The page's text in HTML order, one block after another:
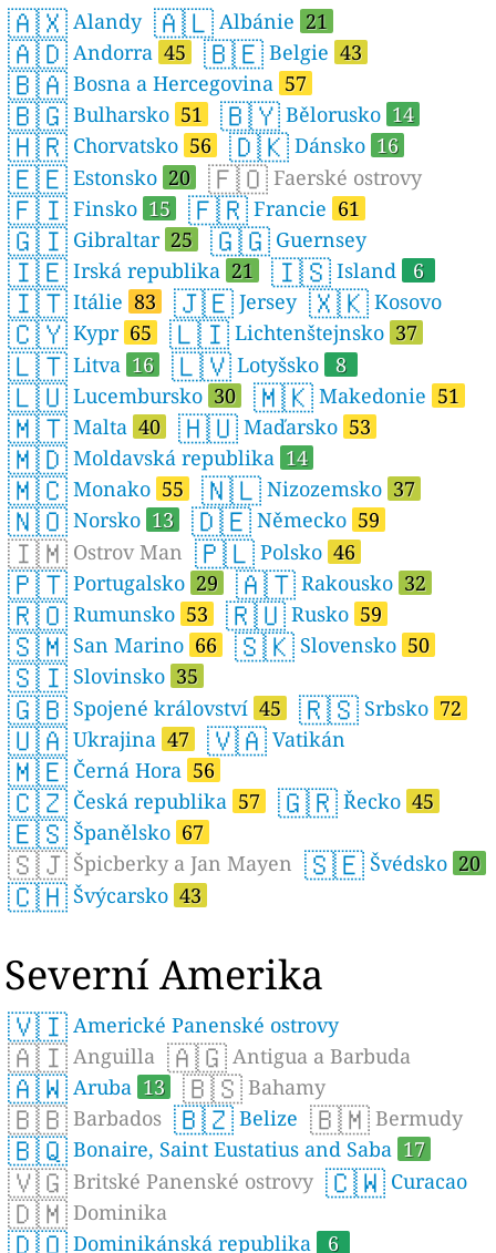
🇦🇽 Alandy 🇦🇱 Albánie 21
🇦🇩 Andorra 45 🇧🇪 Belgie 43
🇧🇦 Bosna a Hercegovina 57
🇧🇬 Bulharsko 51 🇧🇾 Bělorusko 14
🇭🇷 Chorvatsko 56 🇩🇰 Dánsko 16
🇪🇪 Estonsko 20 🇫🇴 Faerské ostrovy
🇫🇮 Finsko 15 🇫🇷 Francie 61
🇬🇮 Gibraltar 25 🇬🇬 Guernsey
🇮🇪 Irská republika 21 🇮🇸 Island 6
🇮🇹 Itálie 83 🇯🇪 Jersey 🇽🇰 Kosovo
🇨🇾 Kypr 65 🇱🇮 Lichtenštejnsko 37
🇱🇹 Litva 16 🇱🇻 Lotyšsko 8
🇱🇺 Lucembursko 30 🇲🇰 Makedonie 51
🇲🇹 Malta 40 🇭🇺 Maďarsko 53
🇲🇩 Moldavská republika 14
🇲🇨 Monako 55 🇳🇱 Nizozemsko 37
🇳🇴 Norsko 13 🇩🇪 Německo 59
🇮🇲 Ostrov Man 🇵🇱 Polsko 46
🇵🇹 Portugalsko 29 🇦🇹 Rakousko 32
🇷🇴 Rumunsko 53 🇷🇺 Rusko 59
🇸🇲 San Marino 66 🇸🇰 Slovensko 50
🇸🇮 Slovinsko 35
🇬🇧 Spojené království 45 🇷🇸 Srbsko 72
🇺🇦 Ukrajina 47 🇻🇦 Vatikán
🇲🇪 Černá Hora 56
🇨🇿 Česká republika 57 🇬🇷 Řecko 45
🇪🇸 Španělsko 67
🇸🇯 Špicberky a Jan Mayen 🇸🇪 Švédsko 20
🇨🇭 Švýcarsko 43
Severní Amerika
🇻🇮 Americké Panenské ostrovy
🇦🇮 Anguilla 🇦🇬 Antigua a Barbuda
🇦🇼 Aruba 13 🇧🇸 Bahamy
🇧🇧 Barbados 🇧🇿 Belize 🇧🇲 Bermudy
🇧🇶 Bonaire, Saint Eustatius and Saba 17
🇻🇬 Britské Panenské ostrovy 🇨🇼 Curacao
🇩🇲 Dominika
🇩🇴 Dominikánská republika 6